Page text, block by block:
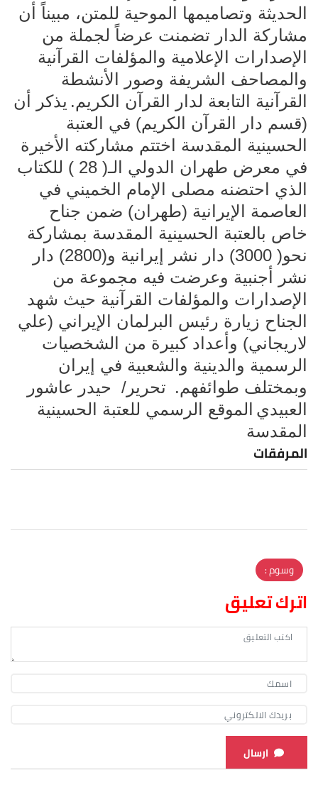
الحديثة وتصاميمها الموحية للمتن، مبيناً أن
مشاركة الدار تضمنت عرضاً لجملة من
الإصدارات الإعلامية والمؤلفات القرآنية
والمصاحف الشريفة وصور الأنشطة
القرآنية التابعة لدار القرآن الكريم. يذكر أن
(قسم دار القرآن الكريم) في العتبة
الحسينية المقدسة اختتم مشاركته الأخيرة
في معرض طهران الدولي الـ( 28 ) للكتاب
الذي احتضنه مصلى الإمام الخميني في
العاصمة الإيرانية (طهران) ضمن جناح
خاص بالعتبة الحسينية المقدسة بمشارکة
نحو( 3000) دار نشر إيرانية و(2800) دار
نشر أجنبية وعرضت فيه مجموعة من
الإصدارات والمؤلفات القرآنية حيث شهد
الجناح زيارة رئيس البرلمان الإيراني (علي
لاريجاني) وأعداد كبيرة من الشخصيات
الرسمية والدينية والشعبية في إيران
وبمختلف طوائفهم. تحرير/ حيدر عاشور
العبيدي الموقع الرسمي للعتبة الحسينية
المقدسة
المرفقات
وسوم :
اترك تعليق
ارسال